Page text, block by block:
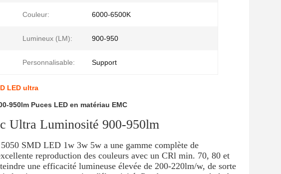
Couleur: 6000-6500K
Lumineux (LM): 900-950
Personnalisable: Support
LED ultra
950lm Puces LED en matériau EMC
Ultra Luminosité 900-950lm
SMD LED 1w 3w 5w a une gamme complète de
reproduction des couleurs avec un CRl min. 70, 80 et
une efficacité lumineuse élevée de 200-220lm/w, de sorte